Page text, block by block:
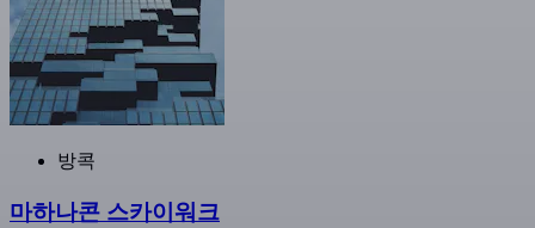
방콕
마하나콘 스카이워크